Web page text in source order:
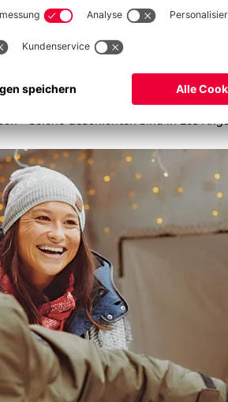
habe inzwischen auch einen
In Los Angeles hängen alle am
bei Glühwein und Lebkuchen die
Weihnachten: Santa Claus, die
– solche Geschichten sind in Los